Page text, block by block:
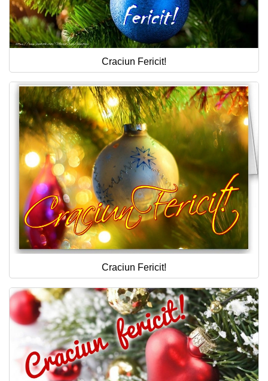
Craciun Fericit!
Craciun Fericit!